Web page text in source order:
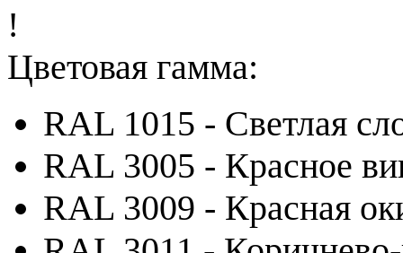
!
Цветовая гамма:
RAL 1015 - Светлая
RAL 3005 - Красное
RAL 3009 - Красная